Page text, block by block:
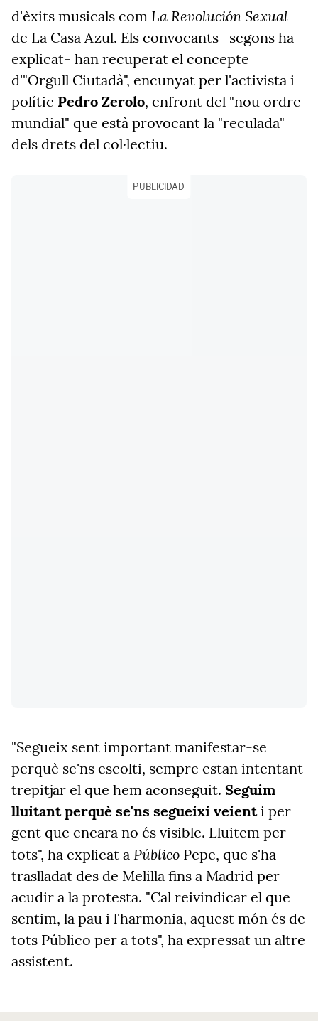
d'èxits musicals com La Revolución Sexual
de La Casa Azul. Els convocants -segons ha
explicat- han recuperat el concepte
d'"Orgull Ciutadà", encunyat per l'activista i
polític Pedro Zerolo, enfront del "nou ordre
mundial" que està provocant la "reculada"
dels drets del col·lectiu.
PUBLICIDAD
"Segueix sent important manifestar-se
perquè se'ns escolti, sempre estan intentant
trepitjar el que hem aconseguit. Seguim
lluitant perquè se'ns segueixi veienti per
gent que encara no és visible. Lluitem per
tots", ha explicat a Público Pepe, que s'ha
traslladat des de Melilla fins a Madrid per
acudir a la protesta. "Cal reivindicar el que
sentim, la pau i l'harmonia, aquest món és de
tots Público per a tots", ha expressat un altre
assistent.